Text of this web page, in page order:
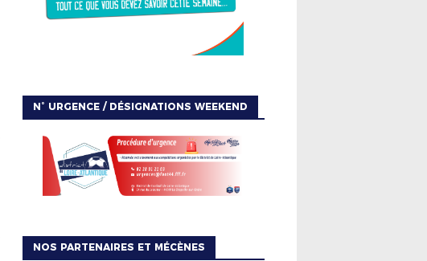
N° URGENCE / DÉSIGNATIONS WEEKEND
NOS PARTENAIRES ET MÉCÈNES